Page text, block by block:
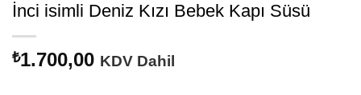
İnci isimli Deniz Kızı Bebek Kapı Süsü
₺1.700,00 KDV Dahil